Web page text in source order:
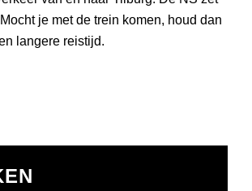
je met de trein komen, houd dan
langere reistijd.